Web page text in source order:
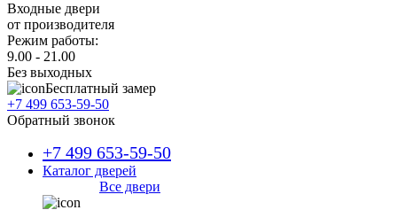
Входные двери
от производителя
Режим работы:
9.00 - 21.00
Без выходных
Бесплатный замер
+7 499 653-59-50
Обратный звонок
+7 499 653-59-50
Каталог дверей
Все двери